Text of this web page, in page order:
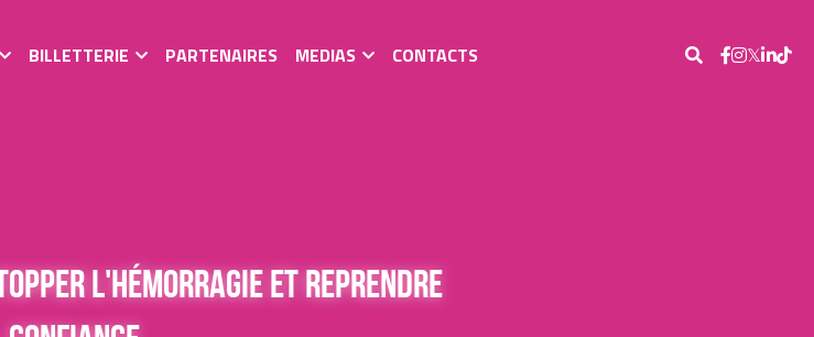
BILLETTERIE PARTENAIRES MEDIAS CONTACTS
Stopper l'hémorragie et reprendre